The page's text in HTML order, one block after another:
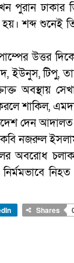
পুরান ঢাকার
শব্দ শুনেই
উত্তর
ইউনুস, টিপু,
অবস্থায়
করলে শাকিল,
দেন
কবি নজরুল
নির্মমভাবে
Shares